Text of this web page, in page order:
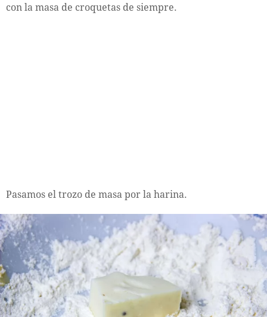
con la masa de croquetas de siempre.
Pasamos el trozo de masa por la harina.